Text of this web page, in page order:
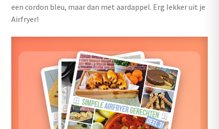
een cordon bleu, maar dan met aardappel. Erg lekker uit je
Airfryer!